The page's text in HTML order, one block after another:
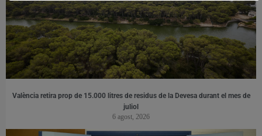
València retira prop de 15.000 litres de residus de la Devesa durant el mes de
juliol
6 agost, 2026